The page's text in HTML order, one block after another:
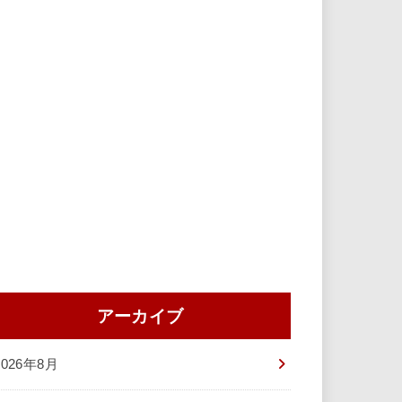
アーカイブ
年8月